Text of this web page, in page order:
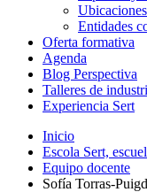
Entidades
Oferta formativa
Agenda
Blog Perspectiva
Talleres de
Experiencia Sert
Inicio
Escola Sert,
Equipo docente
Sofía Torras-